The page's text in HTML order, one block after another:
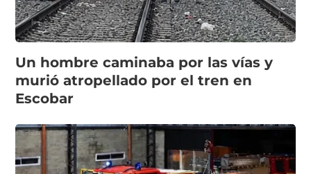
Un hombre caminaba por las vías y
murió atropellado por el tren en
Escobar